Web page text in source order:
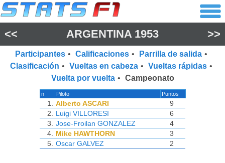
<< ARGENTINA 1953 >>
Participantes • Calificaciones • Parrilla de salida •
Clasificación • Vueltas en cabeza • Vueltas rápidas •
Vuelta por vuelta • Campeonato
n Piloto Puntos
1. Alberto ASCARI
9
2.
Luigi VILLORESI
6
3.
Jose-Froilan GONZALEZ
4
4.
Mike HAWTHORN
3
5. Oscar GALVEZ 2